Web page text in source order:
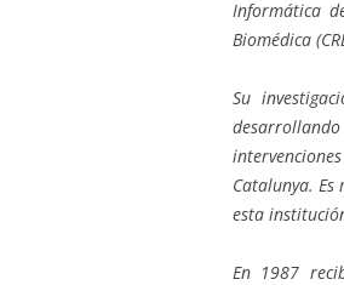
Informática
Biomédica
Su
Catalunya. Es
esta
En 1987